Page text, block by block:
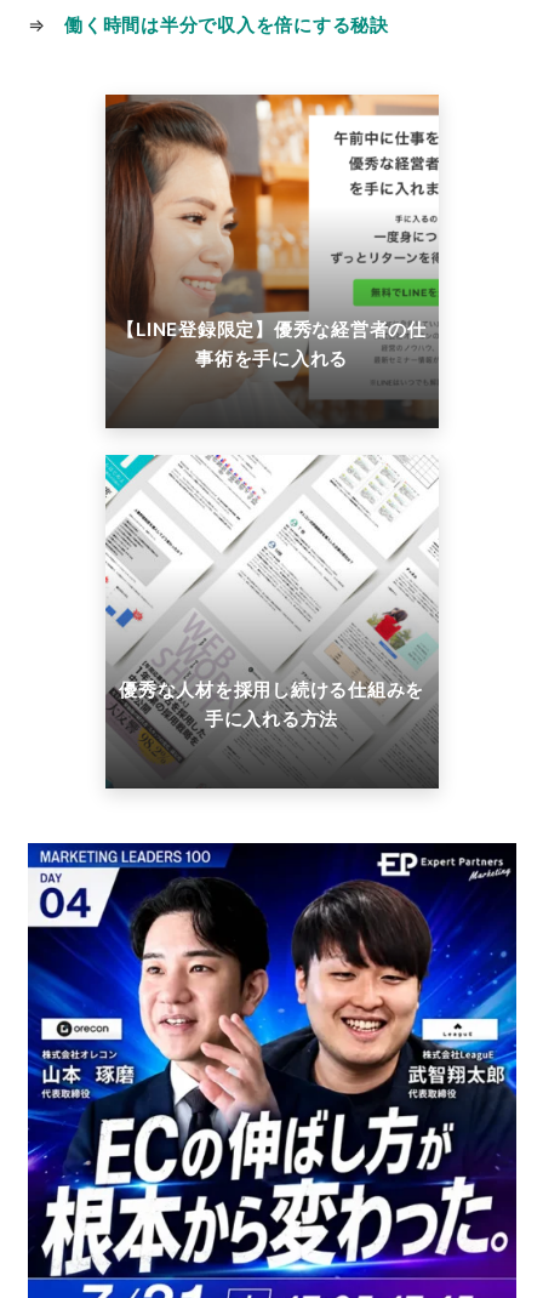
⇒ 働く時間は半分で収入を倍にする秘訣
【LINE登録限定】優秀な経営者の仕
事術を手に入れる
優秀な人材を採用し続ける仕組みを
手に入れる方法